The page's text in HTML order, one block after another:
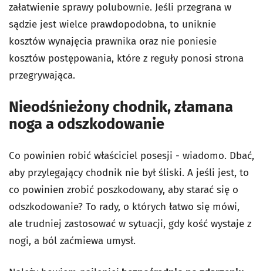
załatwienie sprawy polubownie. Jeśli przegrana w
sądzie jest wielce prawdopodobna, to uniknie
kosztów wynajęcia prawnika oraz nie poniesie
kosztów postępowania, które z reguły ponosi strona
przegrywająca.
Nieodśnieżony chodnik, złamana
noga a odszkodowanie
Co powinien robić właściciel posesji - wiadomo. Dbać,
aby przylegający chodnik nie był śliski. A jeśli jest, to
co powinien zrobić poszkodowany, aby starać się o
odszkodowanie? To rady, o których łatwo się mówi,
ale trudniej zastosować w sytuacji, gdy kość wystaje z
nogi, a ból zaćmiewa umysł.